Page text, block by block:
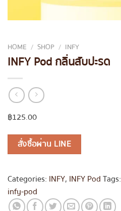
HOME / SHOP / INFY
INFY Pod กลิ่นสับปะรด
฿125.00
สั่งซื้อผ่าน LINE
Categories: INFY, INFY PodTags:
infy-pod